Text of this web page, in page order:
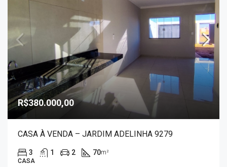
R$380.000,00
CASA À VENDA – JARDIM ADELINHA 9279
3 1 2 70m²
CASA